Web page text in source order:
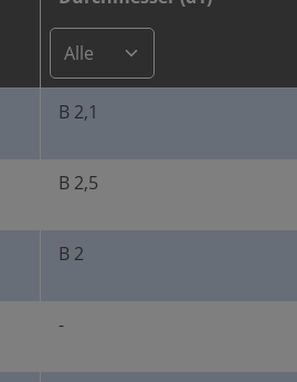
B 2,1
B 2,5
B 2
-